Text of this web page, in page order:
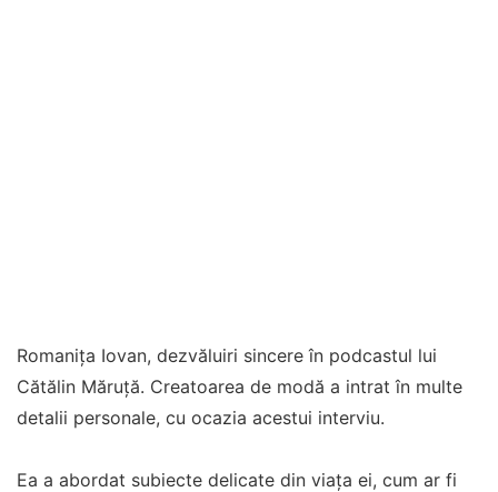
Romanița Iovan, dezvăluiri sincere în podcastul lui
Cătălin Măruță. Creatoarea de modă a intrat în multe
detalii personale, cu ocazia acestui interviu.
Ea a abordat subiecte delicate din viața ei, cum ar fi